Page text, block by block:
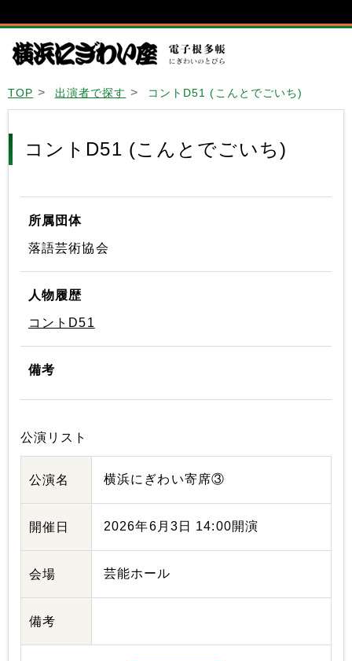
TOP 出演者で探す コントD51 (こんとでごいち)
コントD51 (こんとでごいち)
所属団体
落語芸術協会
人物履歴
コントD51
備考
公演リスト
公演名 横浜にぎわい寄席③
開催日 2026年6月3日 14:00開演
会場 芸能ホール
備考